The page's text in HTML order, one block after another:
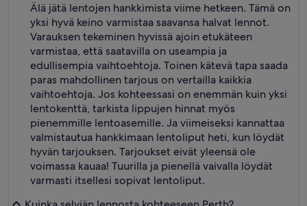
Älä jätä lentojen hankkimista viime hetkeen. Tämä on
yksi hyvä keino varmistaa saavansa halvat lennot.
Varauksen tekeminen hyvissä ajoin etukäteen
varmistaa, että saatavilla on useampia ja
edullisempia vaihtoehtoja. Toinen kätevä tapa saada
paras mahdollinen tarjous on vertailla kaikkia
vaihtoehtoja. Jos kohteessasi on enemmän kuin yksi
lentokenttä, tarkista lippujen hinnat myös
pienemmille lentoasemille. Ja viimeiseksi kannattaa
valmistautua hankkimaan lentoliput heti, kun löydät
hyvän tarjouksen. Tarjoukset eivät yleensä ole
voimassa kauaa! Tuurilla ja pienellä vaivalla löydät
varmasti itsellesi sopivat lentoliput.